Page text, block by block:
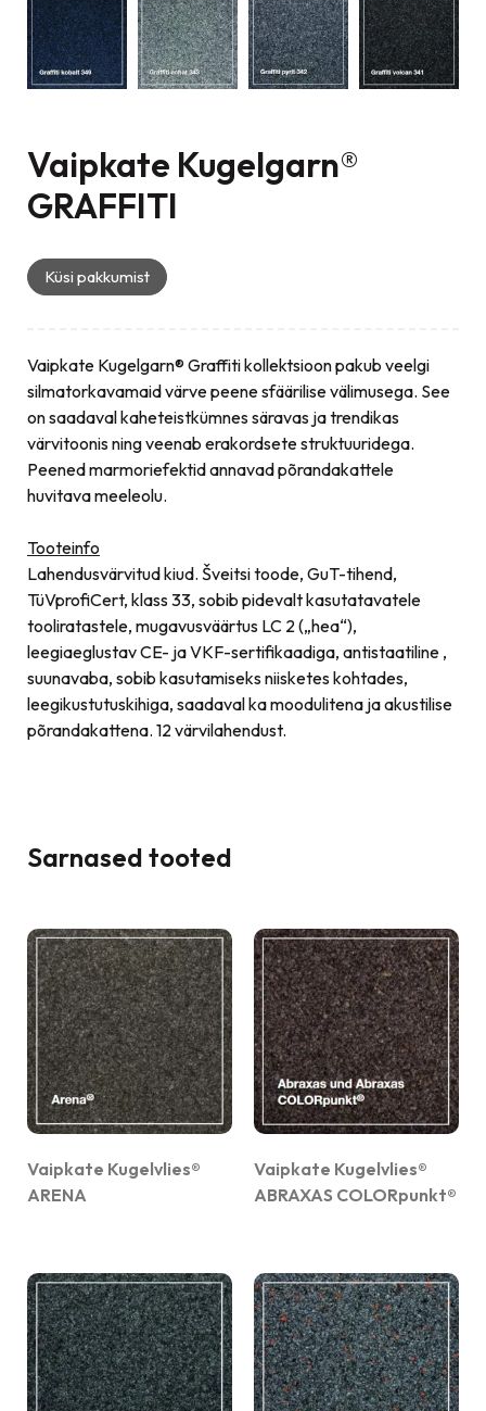
Vaipkate Kugelgarn®
GRAFFITI
Küsi pakkumist
Vaipkate Kugelgarn® Graffiti kollektsioon pakub veelgi
silmatorkavamaid värve peene sfäärilise välimusega. See
on saadaval kaheteistkümnes säravas ja trendikas
värvitoonis ning veenab erakordsete struktuuridega.
Peened marmoriefektid annavad põrandakattele
huvitava meeleolu.
Tooteinfo
Lahendusvärvitud kiud. Šveitsi toode, GuT-tihend,
TüVprofiCert, klass 33, sobib pidevalt kasutatavatele
tooliratastele, mugavusväärtus LC 2 („hea“),
leegiaeglustav CE- ja VKF-sertifikaadiga, antistaatiline ,
suunavaba, sobib kasutamiseks niisketes kohtades,
leegikustutuskihiga, saadaval ka moodulitena ja akustilise
põrandakattena. 12 värvilahendust.
Sarnased tooted
Vaipkate Kugelvlies®
ARENA
Vaipkate Kugelvlies®
ABRAXAS COLORpunkt®